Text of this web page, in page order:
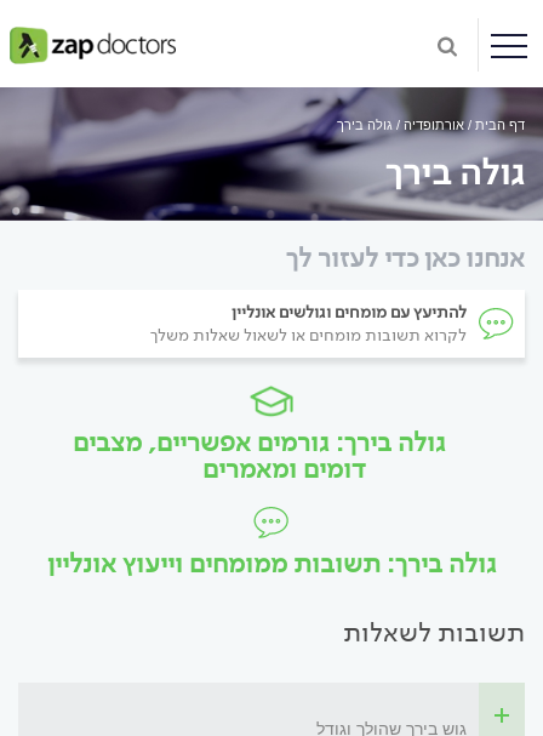
דף הבית אורתופדיה גולה בירך
גולה בירך
אנחנו כאן כדי לעזור לך
להתיעץ עם מומחים וגולשים אונליין
לקרוא תשובות מומחים או לשאול שאלות משלך
גולה בירך: גורמים אפשריים, מצבים
דומים ומאמרים
גולה בירך: תשובות ממומחים וייעוץ אונליין
תשובות לשאלות
גוש בירך שהולך וגודל